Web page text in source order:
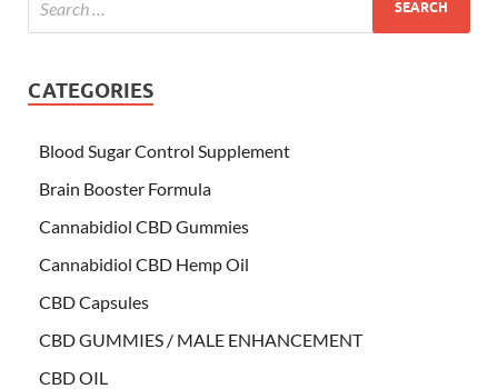
CATEGORIES
Blood Sugar Control Supplement
Brain Booster Formula
Cannabidiol CBD Gummies
Cannabidiol CBD Hemp Oil
CBD Capsules
CBD GUMMIES / MALE ENHANCEMENT
CBD OIL